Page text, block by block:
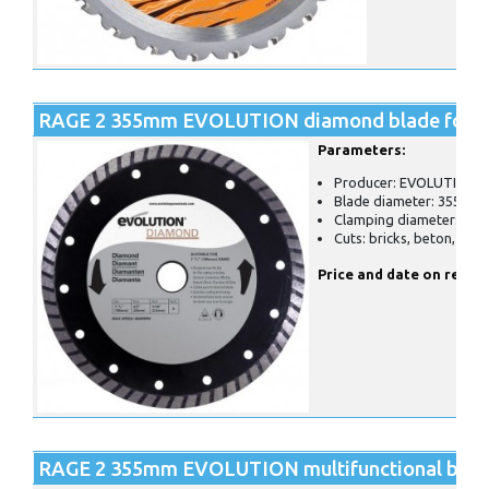
RAGE 2 355mm EVOLUTION diamond blade for
Parameters:
Producer: EVOLUTION
Blade diameter: 355 mm
Clamping diameter: 25
Cuts: bricks, beton,
Price and date on
RAGE 2 355mm EVOLUTION multifunctional